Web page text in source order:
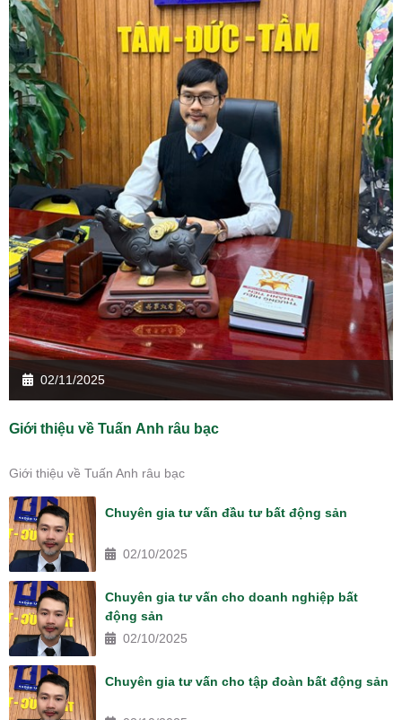
02/11/2025
Giới thiệu về Tuấn Anh râu bạc
Giới thiệu về Tuấn Anh râu bạc
Chuyên gia tư vấn đầu tư bất động sản
02/10/2025
Chuyên gia tư vấn cho doanh nghiệp bất
động sản
02/10/2025
Chuyên gia tư vấn cho tập đoàn bất động sản